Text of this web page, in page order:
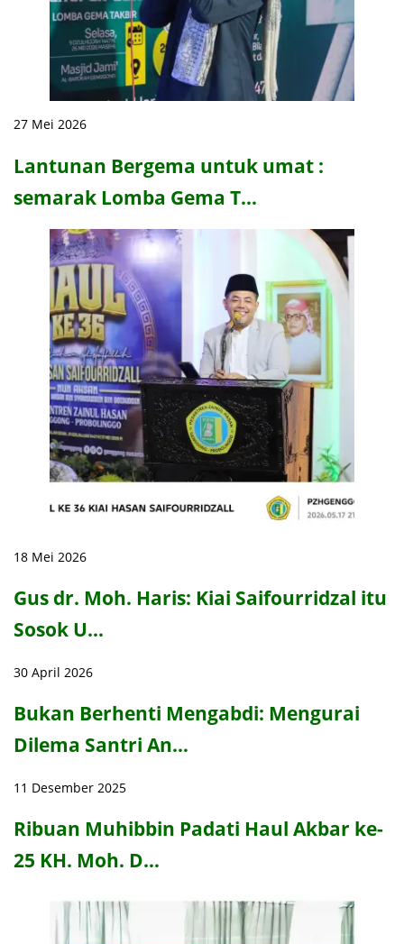
27 Mei 2026
Lantunan Bergema untuk umat :
semarak Lomba Gema T…
18 Mei 2026
Gus dr. Moh. Haris: Kiai Saifourridzal itu
Sosok U…
30 April 2026
Bukan Berhenti Mengabdi: Mengurai
Dilema Santri An…
11 Desember 2025
Ribuan Muhibbin Padati Haul Akbar ke-
25 KH. Moh. D…